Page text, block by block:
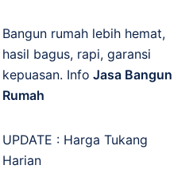
Bangun rumah lebih hemat,
hasil bagus, rapi, garansi
kepuasan. Info Jasa Bangun
Rumah
UPDATE : Harga Tukang
Harian